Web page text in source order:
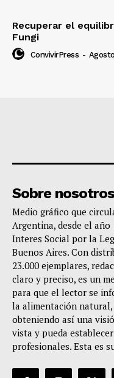
Recuperar el
Fungi
ConvivirPress -
Sobre nosotros
Medio gráfico que
Argentina, desde el año
Interes Social por la
Buenos Aires. Con
23.000 ejemplares,
claro y preciso, es un
para que el lector se
la alimentación
obteniendo así una
vista y pueda
profesionales. Esta es